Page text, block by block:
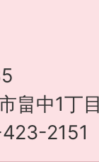
畠中1丁
2151